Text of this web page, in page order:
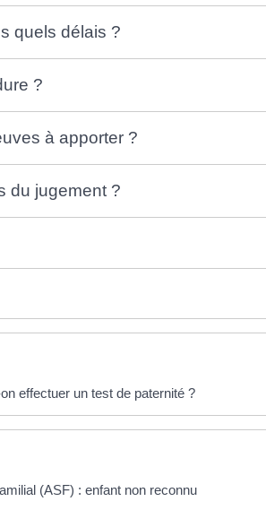
quels délais ?
?
à apporter ?
du jugement ?
effectuer un test de paternité ?
(ASF) : enfant non reconnu